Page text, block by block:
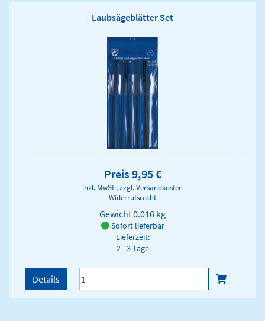
Laubsägeblätter Set
Preis 9,95 €
inkl. MwSt., zzgl.Versandkosten
Widerrufsrecht
Gewicht0.016 kg
Sofort lieferbar
Lieferzeit:
2 - 3 Tage
Details